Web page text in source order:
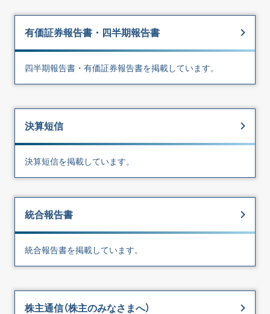
有価証券報告書・四半期報告書
四半期報告書・有価証券報告書を掲載しています。
決算短信
決算短信を掲載しています。
統合報告書
統合報告書を掲載しています。
株主通信（株主のみなさまへ）